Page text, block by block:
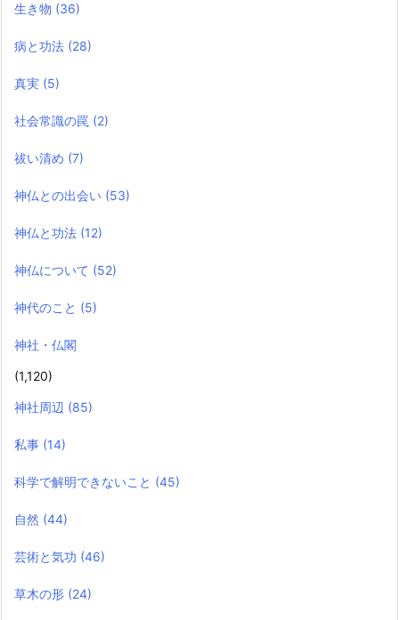
生き物 (36)
病と功法 (28)
真実 (5)
社会常識の罠 (2)
祓い清め (7)
神仏との出会い (53)
神仏と功法 (12)
神仏について (52)
神代のこと (5)
神社・仏閣
(1,120)
神社周辺 (85)
私事 (14)
科学で解明できないこと (45)
自然 (44)
芸術と気功 (46)
草木の形 (24)